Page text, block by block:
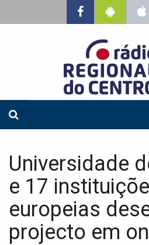
Universidade
e 17
europeias
projecto em